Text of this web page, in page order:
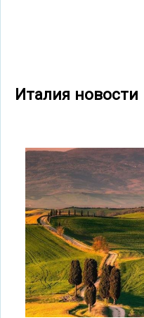
Италия новости